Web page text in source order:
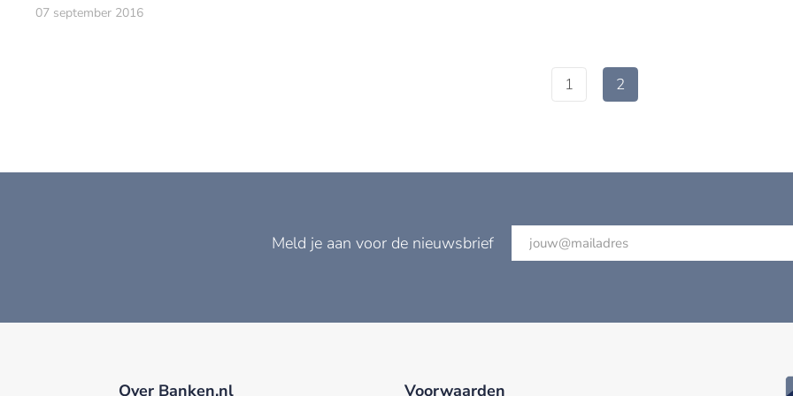
miljard (+70%).
07 september 2016
1 2
Meld je aan voor de nieuwsbrief
Over Banken.nl Voorwaarden